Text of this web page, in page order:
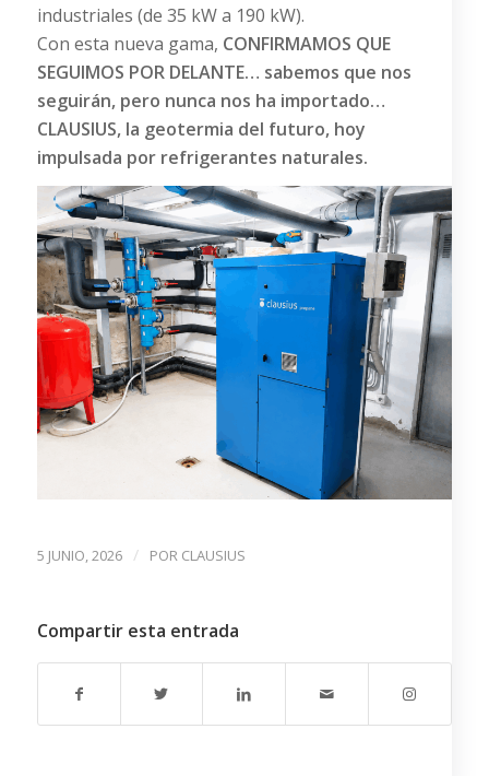
industriales (de 35 kW a 190 kW).
Con esta nueva gama, CONFIRMAMOS QUE
SEGUIMOS POR DELANTE… sabemos que nos
seguirán, pero nunca nos ha importado…
CLAUSIUS, la geotermia del futuro, hoy
impulsada por refrigerantes naturales.
5 JUNIO, 2026 / POR CLAUSIUS
Compartir esta entrada